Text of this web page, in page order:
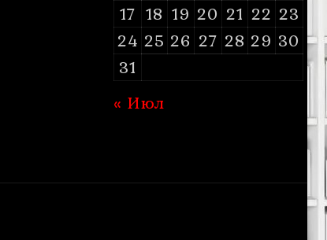
17 18 19 20 21 22 23
24 25 26 27 28 29 30
31
« Июл